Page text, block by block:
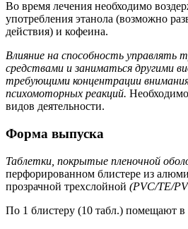
Во время лечения необходимо
употребления этанола (возможно
действия) и кофеина.
Влияние на способность управлять
средствами и заниматься другими
требующими концентрации
психомоторных реакций.
видов деятельности.
Форма выпуска
Таблетки, покрытые пленочной
перфорированном блистере из
прозрачной трехслойной (PVC/TE/
По 1 блистеру (10 табл.) помещают в